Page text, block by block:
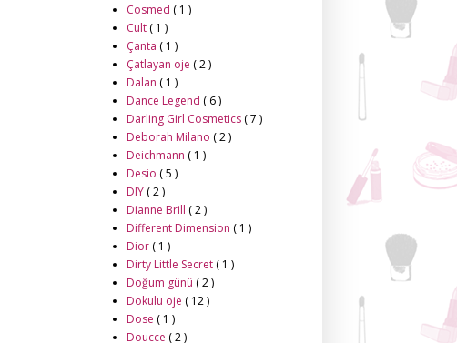
Cosmed ( 1 )
Cult ( 1 )
Çanta ( 1 )
Çatlayan oje ( 2 )
Dalan ( 1 )
Dance Legend ( 6 )
Darling Girl Cosmetics ( 7 )
Deborah Milano ( 2 )
Deichmann ( 1 )
Desio ( 5 )
DIY ( 2 )
Dianne Brill ( 2 )
Different Dimension ( 1 )
Dior ( 1 )
Dirty Little Secret ( 1 )
Doğum günü ( 2 )
Dokulu oje ( 12 )
Dose ( 1 )
Doucce ( 2 )